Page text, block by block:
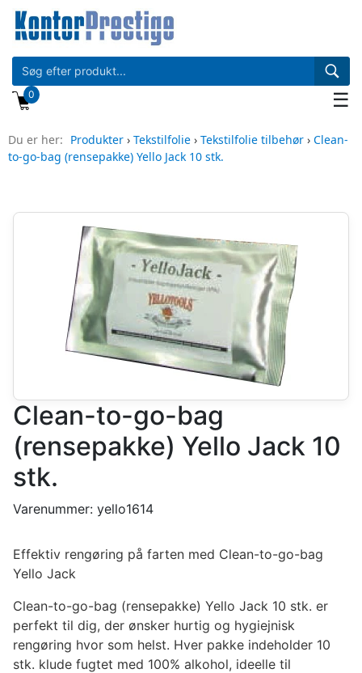
0 ☰
Du er her: Produkter › Tekstilfolie › Tekstilfolie tilbehør › Clean-
to-go-bag (rensepakke) Yello Jack 10 stk.
Clean-to-go-bag
(rensepakke) Yello Jack 10
stk.
Varenummer: yello1614
Effektiv rengøring på farten med Clean-to-go-bag
Yello Jack
Clean-to-go-bag (rensepakke) Yello Jack 10 stk. er
perfekt til dig, der ønsker hurtig og hygiejnisk
rengøring hvor som helst. Hver pakke indeholder 10
stk. klude fugtet med 100% alkohol, ideelle til